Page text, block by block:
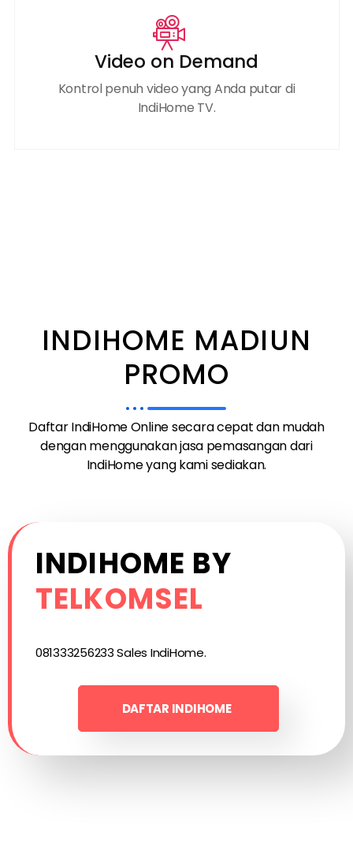
Video on Demand
Kontrol penuh video yang Anda putar di
IndiHome TV.
INDIHOME MADIUN
PROMO
Daftar IndiHome Online secara cepat dan mudah
dengan menggunakan jasa pemasangan dari
IndiHome yang kami sediakan.
INDIHOME BY
TELKOMSEL
081333256233 Sales IndiHome.
DAFTAR INDIHOME